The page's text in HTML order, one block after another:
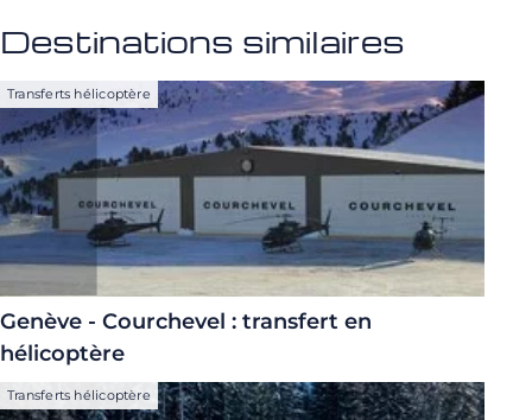
Destinations similaires
Transferts hélicoptère
Genève - Courchevel : transfert en
hélicoptère
Transferts hélicoptère